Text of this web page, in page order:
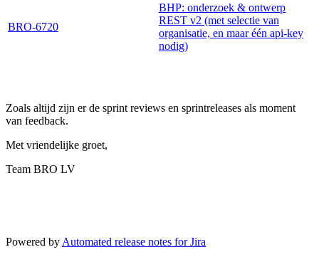
BRO-6720
BHP: onderzoek & ontwerp
REST v2 (met selectie van
organisatie, en maar één api-key
nodig)
Zoals altijd zijn er de sprint reviews en sprintreleases als moment
van feedback.
Met vriendelijke groet,
Team BRO LV
Powered by Automated release notes for Jira